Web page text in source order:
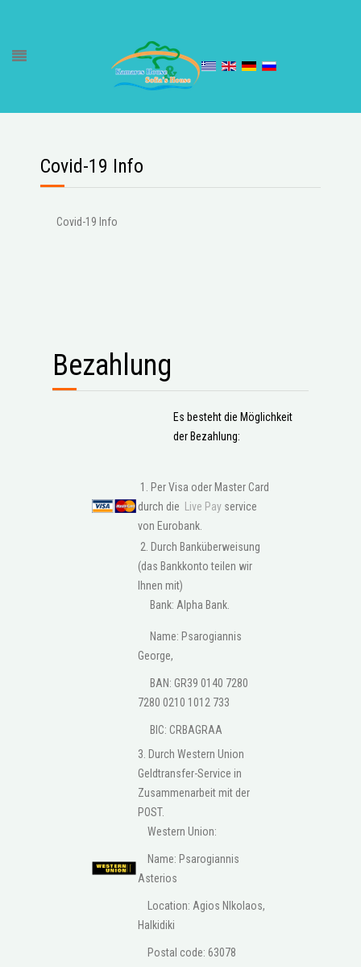
Covid-19 Info
Covid-19 Info
Bezahlung
Es besteht die Möglichkeit
der Bezahlung:
1. Per Visa oder Master Card
durch die
Live Pay service
von Eurobank.
2. Durch Banküberweisung
(das Bankkonto teilen wir
Ihnen mit)
Bank: Alpha Bank.
Name: Psarogiannis
George,
BAN: GR39 0140 7280
7280 0210 1012 733
BIC: CRBAGRAA
3. Durch Western Union
Geldtransfer-Service in
Zusammenarbeit mit der
POST.
Western Union:
Name: Psarogiannis
Asterios
Location: Agios NIkolaos,
Halkidiki
Postal code: 63078